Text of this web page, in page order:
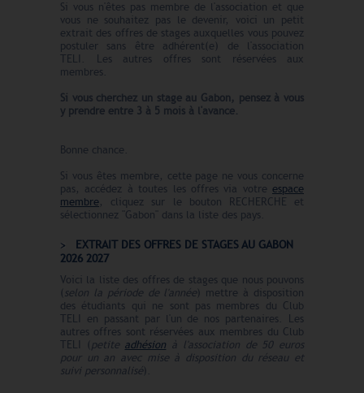
Si vous n'êtes pas membre de l'association et que
vous ne souhaitez pas le devenir, voici un petit
extrait des offres de stages auxquelles vous pouvez
postuler sans être adhérent(e) de l'association
TELI. Les autres offres sont réservées aux
membres.
Si vous cherchez un stage au Gabon, pensez à vous
y prendre entre 3 à 5 mois à l'avance.
Bonne chance.
Si vous êtes membre, cette page ne vous concerne
pas, accédez à toutes les offres via votre espace
membre, cliquez sur le bouton RECHERCHE et
sélectionnez "Gabon" dans la liste des pays.
EXTRAIT DES OFFRES DE STAGES AU GABON
2026 2027
Voici la liste des offres de stages que nous pouvons
(selon la période de l'année ) mettre à disposition
des étudiants qui ne sont pas membres du Club
TELI en passant par l'un de nos partenaires. Les
autres offres sont réservées aux membres du Club
TELI (petite adhésion à l'association de 50 euros
pour un an avec mise à disposition du réseau et
suivi personnalisé ).